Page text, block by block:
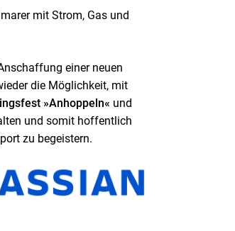
mit Strom, Gas und
einer neuen
die Möglichkeit, mit
»Anhoppeln« und
und somit hoffentlich
zu begeistern.